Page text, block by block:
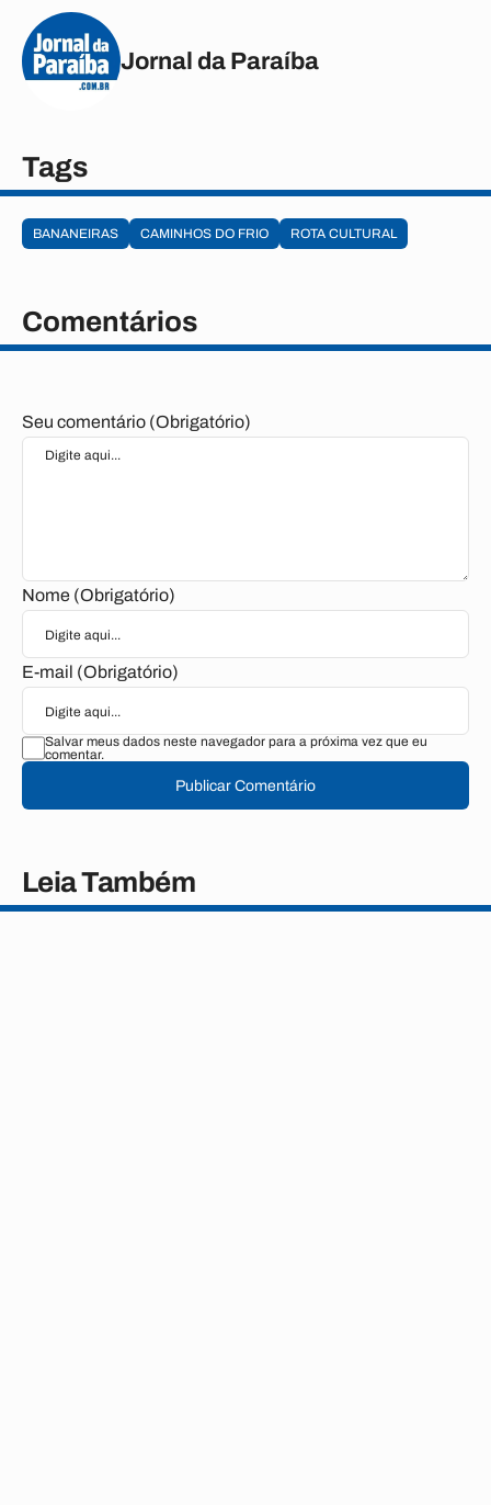
Jornal da Paraíba
Tags
BANANEIRAS CAMINHOS DO FRIO ROTA CULTURAL
Comentários
Seu comentário (Obrigatório)
Nome (Obrigatório)
E-mail (Obrigatório)
Salvar meus dados neste navegador para a próxima vez que eu
comentar.
Publicar Comentário
Leia Também